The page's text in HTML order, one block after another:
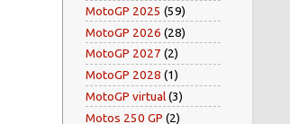
MotoGP 2025 (59)
MotoGP 2026 (28)
MotoGP 2027 (2)
MotoGP 2028 (1)
MotoGP virtual(3)
Motos 250 GP (2)